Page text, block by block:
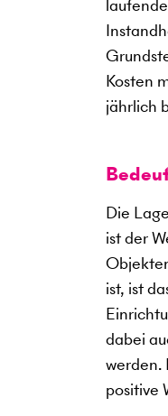
Kosten
jährlich
Die
ist der
ist, ist
dabei
werden.
positive